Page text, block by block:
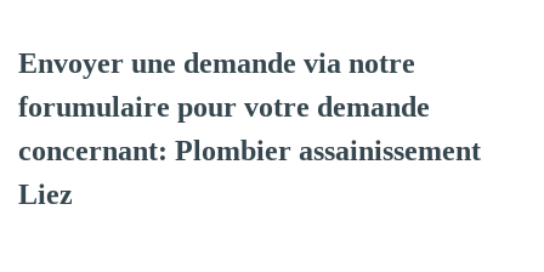
Envoyer une demande via notre
forumulaire pour votre demande
concernant: Plombier assainissement
Liez